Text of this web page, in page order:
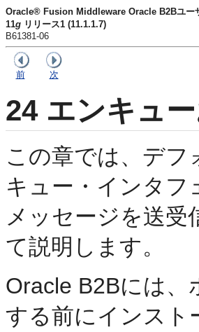
Oracle® Fusion Middleware Oracle B2Bユー
11g リリース1 (11.1.1.7)
B61381-06
前 次
24エンキュ
この章では、デフ
キュー・インタフ
メッセージを送
て説明します。
Oracle B2Bには
する前にインスト